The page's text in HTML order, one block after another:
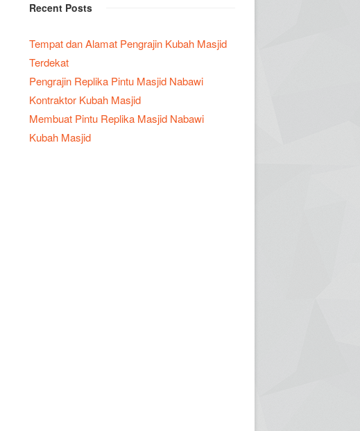
Recent Posts
Tempat dan Alamat Pengrajin Kubah Masjid
Terdekat
Pengrajin Replika Pintu Masjid Nabawi
Kontraktor Kubah Masjid
Membuat Pintu Replika Masjid Nabawi
Kubah Masjid